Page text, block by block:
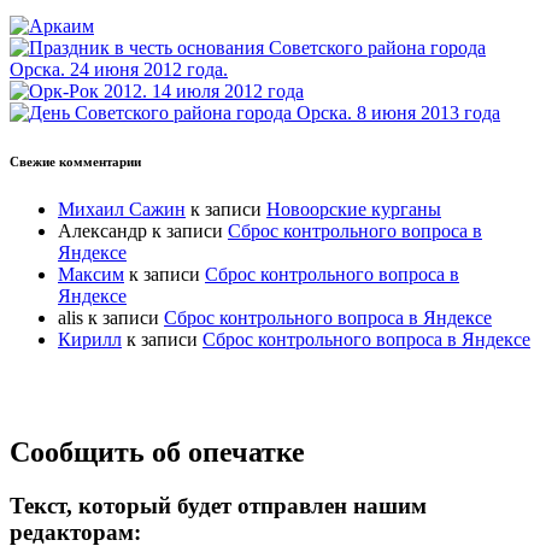
Свежие комментарии
Михаил Сажин к записи Новоорские курганы
Александр к записи Сброс контрольного вопроса в
Яндексе
Максим к записи Сброс контрольного вопроса в
Яндексе
alis к записи Сброс контрольного вопроса в Яндексе
Кирилл к записи Сброс контрольного вопроса в Яндексе
Прокрутка
вверх
Сообщить об опечатке
Текст, который будет отправлен нашим
редакторам: